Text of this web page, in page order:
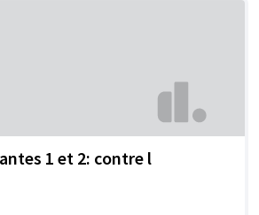
1 et 2: contre l